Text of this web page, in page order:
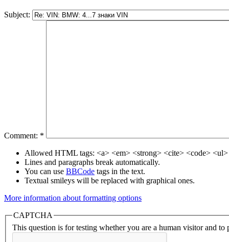
Subject:
Comment: *
Allowed HTML tags: <a> <em> <strong> <cite> <code>
Lines and paragraphs break automatically.
You can use BBCode tags in the text.
Textual smileys will be replaced with graphical ones.
More information about formatting options
CAPTCHA
This question is for testing whether you are a human visitor and to